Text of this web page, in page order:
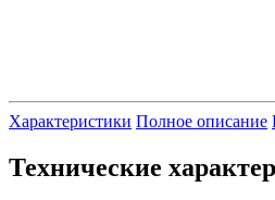
Характеристики Полное описание
Технические